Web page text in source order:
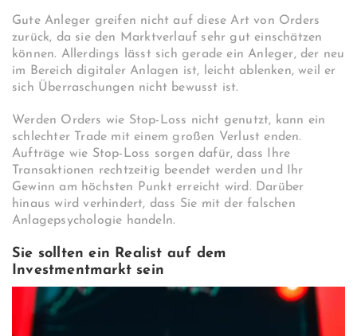
Gute Anleger greifen nicht auf diese Art von Orders
zurück, da sie den Marktverlauf sehr gut einschätzen
können. Allerdings lässt sich gerade ein Anleger, der neu
im Bereich digitaler Anlagen ist, leicht ablenken, weil er
sich Überraschungen nicht bewusst ist.
Werden Orders wie Stop-Loss nicht genutzt, kann ein
schlechter Trade mit einem großen Verlust enden.
Aufträge wie Stop-Loss sorgen dafür, dass Ihre
Transaktionen rechtzeitig beendet werden und Ihr
Gewinn am höchsten Punkt erreicht wird. Darüber
hinaus wird verhindert, dass Sie mit der falschen
Anlagepsychologie handeln.
Sie sollten ein Realist auf dem
Investmentmarkt sein